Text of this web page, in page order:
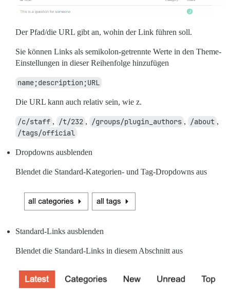
Der Pfad/die URL gibt an, wohin der Link führen soll.
Sie können Links als semikolon-getrennte Werte in den Theme-
Einstellungen in dieser Reihenfolge hinzufügen
name;description;URL
Die URL kann auch relativ sein, wie z.
/c/staff , /t/232 , /groups/plugin_authors , /about ,
/tags/official
Dropdowns ausblenden
Blendet die Standard-Kategorien- und Tag-Dropdowns aus
Standard-Links ausblenden
Blendet die Standard-Links in diesem Abschnitt aus